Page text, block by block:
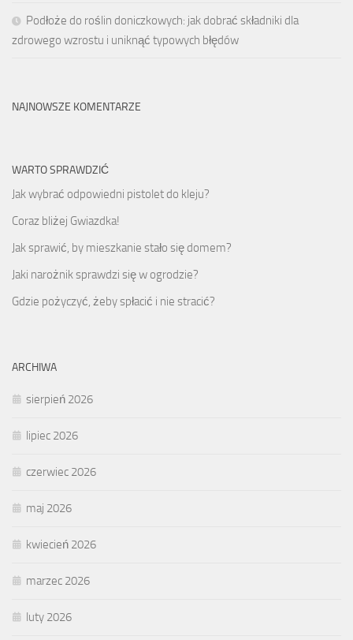
Podłoże do roślin doniczkowych: jak dobrać składniki dla
zdrowego wzrostu i uniknąć typowych błędów
NAJNOWSZE KOMENTARZE
WARTO SPRAWDZIĆ
Jak wybrać odpowiedni pistolet do kleju?
Coraz bliżej Gwiazdka!
Jak sprawić, by mieszkanie stało się domem?
Jaki narożnik sprawdzi się w ogrodzie?
Gdzie pożyczyć, żeby spłacić i nie stracić?
ARCHIWA
sierpień 2026
lipiec 2026
czerwiec 2026
maj 2026
kwiecień 2026
marzec 2026
luty 2026